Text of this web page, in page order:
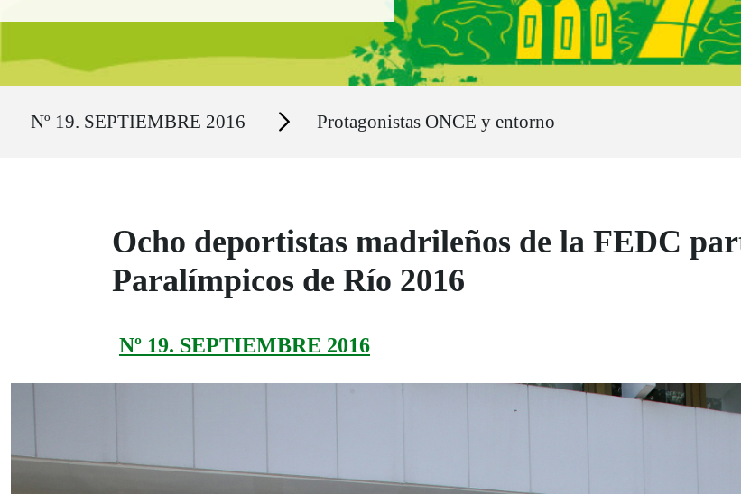
Nº 19. SEPTIEMBRE 2016 Secciones Protagonistas ONCE y entorno
Ocho deportistas madrileños de la FEDC
Paralímpicos de Río 2016
Nº 19. SEPTIEMBRE 2016